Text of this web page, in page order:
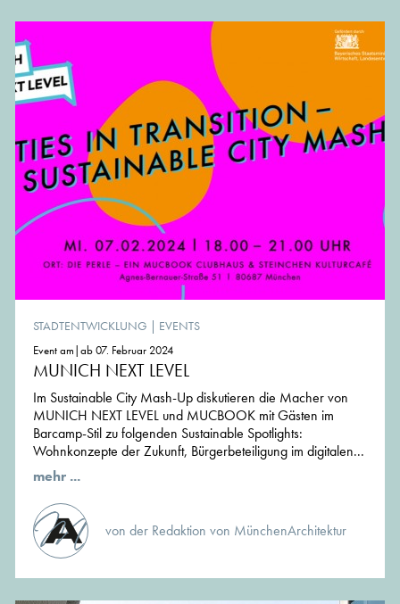
STADTENTWICKLUNG | EVENTS
Event am|ab 07. Februar 2024
MUNICH NEXT LEVEL
Im Sustainable City Mash-Up diskutieren die Macher von
MUNICH NEXT LEVEL und MUCBOOK mit Gästen im
Barcamp-Stil zu folgenden Sustainable Spotlights:
Wohnkonzepte der Zukunft, Bürgerbeteiligung im digitalen...
mehr ...
von der Redaktion von MünchenArchitektur